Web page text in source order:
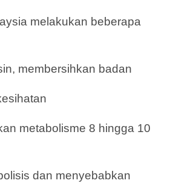
melakukan beberapa
membersihkan badan
metabolisme 8 hingga 10
dan menyebabkan